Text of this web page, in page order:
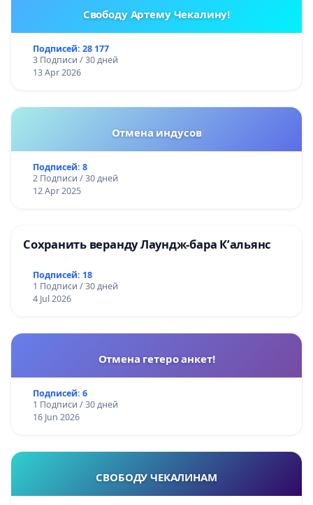
Свободу Артему Чекалину!
Подписей: 28 177
3 Подписи / 30 дней
13 Apr 2026
Отмена индусов
Подписей: 8
2 Подписи / 30 дней
12 Apr 2025
Сохранить веранду Лаундж-бара К’альянс
Подписей: 18
1 Подписи / 30 дней
4 Jul 2026
Отмена гетеро анкет!
Подписей: 6
1 Подписи / 30 дней
16 Jun 2026
СВОБОДУ ЧЕКАЛИНАМ